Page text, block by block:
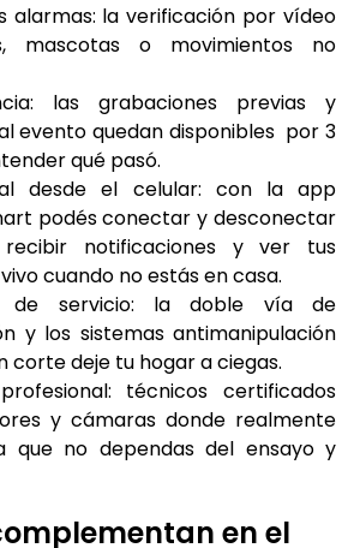
alarmas: la verificación por vídeo
mascotas o movimientos no
las grabaciones previas y
evento quedan disponibles por 3
qué pasó.
desde el celular: con la app
podés conectar y desconectar
notificaciones y ver tus
cuando no estás en casa.
de servicio: la doble vía de
y los sistemas antimanipulación
corte deje tu hogar a ciegas.
técnicos certificados
y cámaras donde realmente
que no dependas del ensayo y
en el